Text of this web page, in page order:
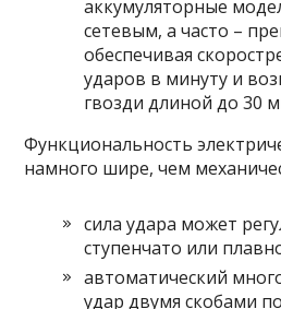
аккумуляторные
сетевым, а часто –
обеспечивая
ударов в минуту и
гвозди длиной до 30
Функциональность
намного шире, чем
сила удара может
ступенчато или
автоматический
удар двумя скобами